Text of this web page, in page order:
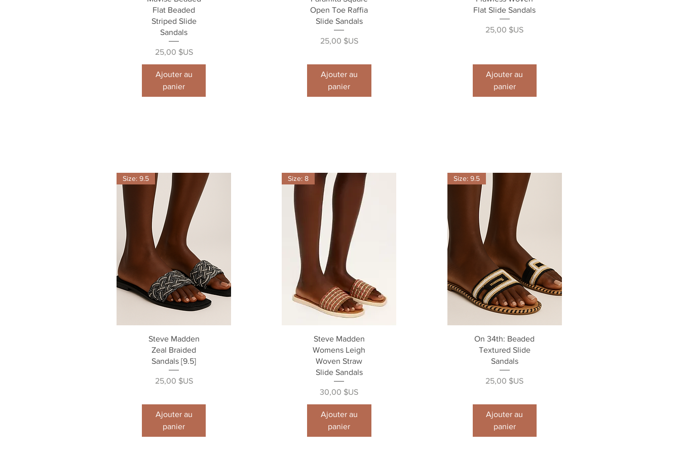
Flat Beaded
Striped Slide
Sandals
Prix
25,00 $US
Ajouter au
panier
Open Toe Raffia
Slide Sandals
Prix
25,00 $US
Ajouter au
panier
Flat Slide Sandals
Prix
25,00 $US
Ajouter au
panier
Aperçu rapide
Size: 9.5
Steve Madden
Zeal Braided
Sandals [9.5]
Prix
25,00 $US
Ajouter au
panier
Aperçu rapide
Size: 8
Steve Madden
Womens Leigh
Woven Straw
Slide Sandals
Prix
30,00 $US
Ajouter au
panier
Aperçu rapide
Size: 9.5
On 34th: Beaded
Textured Slide
Sandals
Prix
25,00 $US
Ajouter au
panier